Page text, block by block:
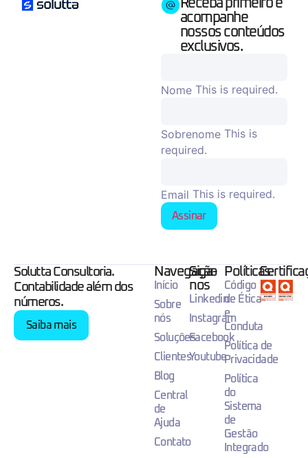
acompanhe
nossos conteúdos
exclusivos.
Nome This is required.
Sobrenome This is
required.
Email This is required.
Assinar
Solutta Consultoria.
Contabilidade além dos
números.
Saiba mais
Navegação
Início
Sobre
nós
Soluções
Clientes
Blog
Central
de
Ajuda
Contato
Siga-
nos
Linkedin
Instagram
Facebook
Youtube
Políticas
Código
de Ética
e
Conduta
Política de
Privacidade
Política
do
Sistema
de
Gestão
Integrado